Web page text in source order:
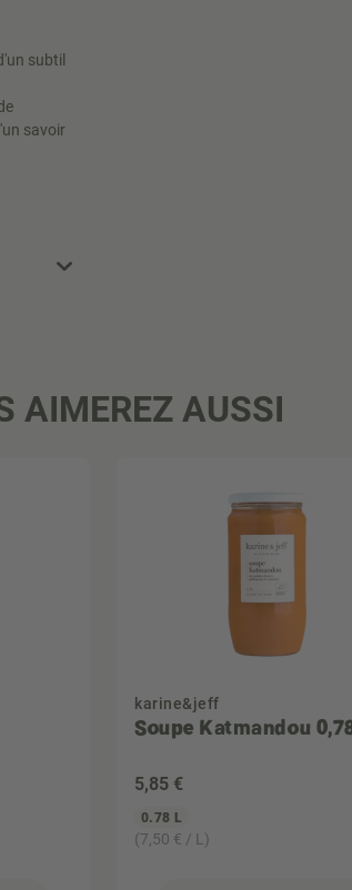
subtil
savoir
AIMEREZ AUSSI
karine&jeff
Soupe Katmandou
5,85 €
0.78 L
(7,50 € / L)